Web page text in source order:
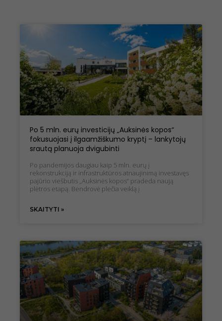
Po 5 mln. eurų investicijų „Auksinės kopos“
fokusuojasi į ilgaamžiškumo kryptį – lankytojų
srautą planuoja dvigubinti
Po pandemijos daugiau kaip 5 mln. eurų į
rekonstrukciją ir infrastruktūros atnaujinimą investavęs
pajūrio viešbutis „Auksinės kopos“ pradeda naują
plėtros etapą. Bendrovė plečia veiklą į
SKAITYTI »